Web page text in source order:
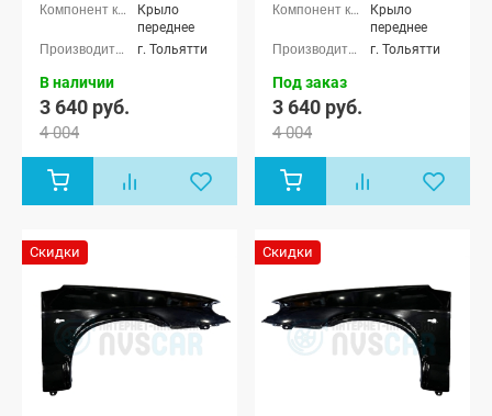
Крыло
переднее
г. Тольятти
В наличии
3 640 руб.
4 004
Крыло
переднее
г. Тольятти
Под заказ
3 640 руб.
4 004
Скидки Скидки